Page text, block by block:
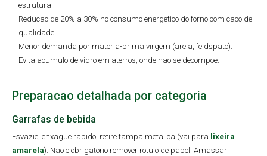
estrutural.
Reducao de 20% a 30% no consumo energetico do forno com caco de
qualidade.
Menor demanda por materia-prima virgem (areia, feldspato).
Evita acumulo de vidro em aterros, onde nao se decompoe.
Preparacao detalhada por categoria
Garrafas de bebida
Esvazie, enxague rapido, retire tampa metalica (vai para lixeira
amarela). Nao e obrigatorio remover rotulo de papel. Amassar